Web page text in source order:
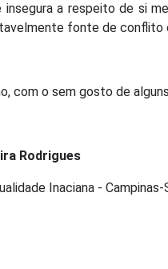
insegura a respeito de si
fonte de conflito
com o sem gosto de
Rodrigues
Inaciana - Campinas-